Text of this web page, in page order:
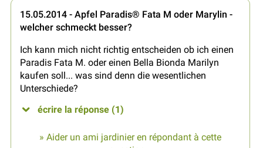
15.05.2014 - Apfel Paradis® Fata M oder Marylin -
welcher schmeckt besser?
Ich kann mich nicht richtig entscheiden ob ich einen
Paradis Fata M. oder einen Bella Bionda Marilyn
kaufen soll... was sind denn die wesentlichen
Unterschiede?
écrire la réponse (1)
» Aider un ami jardinier en répondant à cette